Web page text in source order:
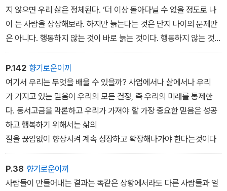
지 않으면 우리 삶은 정체된다. ‘더 이상 돌아다닐 수 없을 정도로 나
이 든 사람을 상상해보라. 하지만 늙는다는 것은 단지 나이의 문제만
은 아니다. 행동하지 않는 것이 바로 늙는 것이다. 행동하지 않는 것
은 곧 죽음을 의미한다.
P.142 향기로운이끼
여기서 우리는 무엇을 배울 수 있을까? 사업에서나 삶에서나 우리
가 가지고 있는 믿음이 우리의 모든 결정, 즉 우리의 미래를 통제한
다. 동서고금을 막론하고 우리가 가져야 할 가장 중요한 믿음은 성공
하고 행복하기 위해서는 삶의
질을 끊임없이 향상시켜 계속 성장하고 확장해나가야 한다는것이다
P.38 향기로운이끼
사람들이 만들어내는 결과는 똑같은 상황에서라도 다른 사람들과 얼